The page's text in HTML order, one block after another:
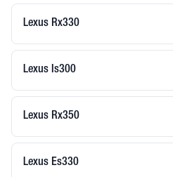
Lexus Rx330
Lexus Is300
Lexus Rx350
Lexus Es330